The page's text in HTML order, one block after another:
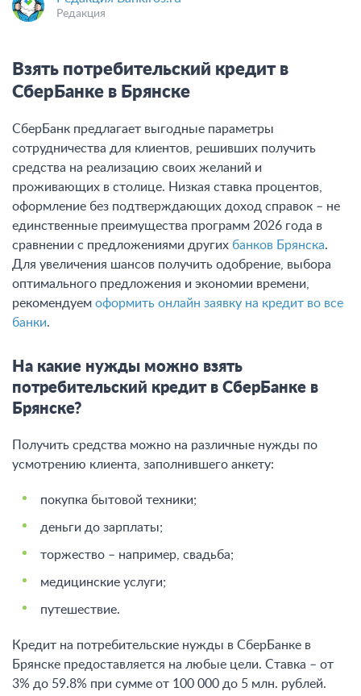
Редакция
Взять потребительский кредит в
СберБанке в Брянске
СберБанк предлагает выгодные параметры
сотрудничества для клиентов, решивших получить
средства на реализацию своих желаний и
проживающих в столице. Низкая ставка процентов,
оформление без подтверждающих доход справок – не
единственные преимущества программ 2026 года в
сравнении с предложениями других банков Брянска.
Для увеличения шансов получить одобрение, выбора
оптимального предложения и экономии времени,
рекомендуем оформить онлайн заявку на кредит во все
банки.
На какие нужды можно взять
потребительский кредит в СберБанке в
Брянске?
Получить средства можно на различные нужды по
усмотрению клиента, заполнившего анкету:
покупка бытовой техники;
деньги до зарплаты;
торжество – например, свадьба;
медицинские услуги;
путешествие.
Кредит на потребительские нужды в СберБанке в
Брянске предоставляется на любые цели. Ставка – от
3% до 59.8% при сумме от 100 000 до 5 млн. рублей.